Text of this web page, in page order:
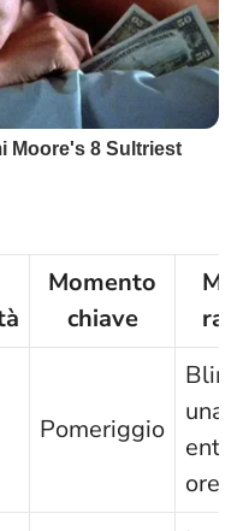
Momento
chiave
Pomeriggio
una
ore